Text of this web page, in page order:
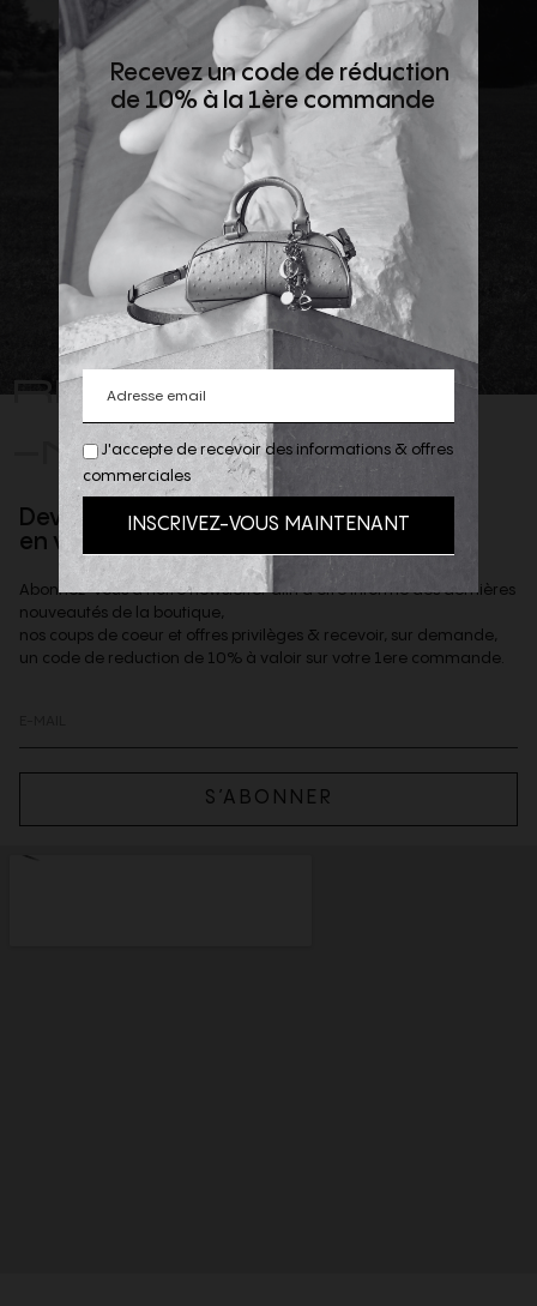
REJOIGNEZ
-NOUS
Devenez client privilège
en vous inscrivant à la newsletter
Abonnez-vous à notre newsletter afin d'être informé des dernières
nouveautés de la boutique,
nos coups de coeur et offres privilèges & recevoir, sur demande,
un code de reduction de 10% à valoir sur votre 1ere commande.
S’ABONNER
J'accepte de recevoir des informations & offres
commerciales
Recevez un code de réduction
de 10% à la 1ère commande